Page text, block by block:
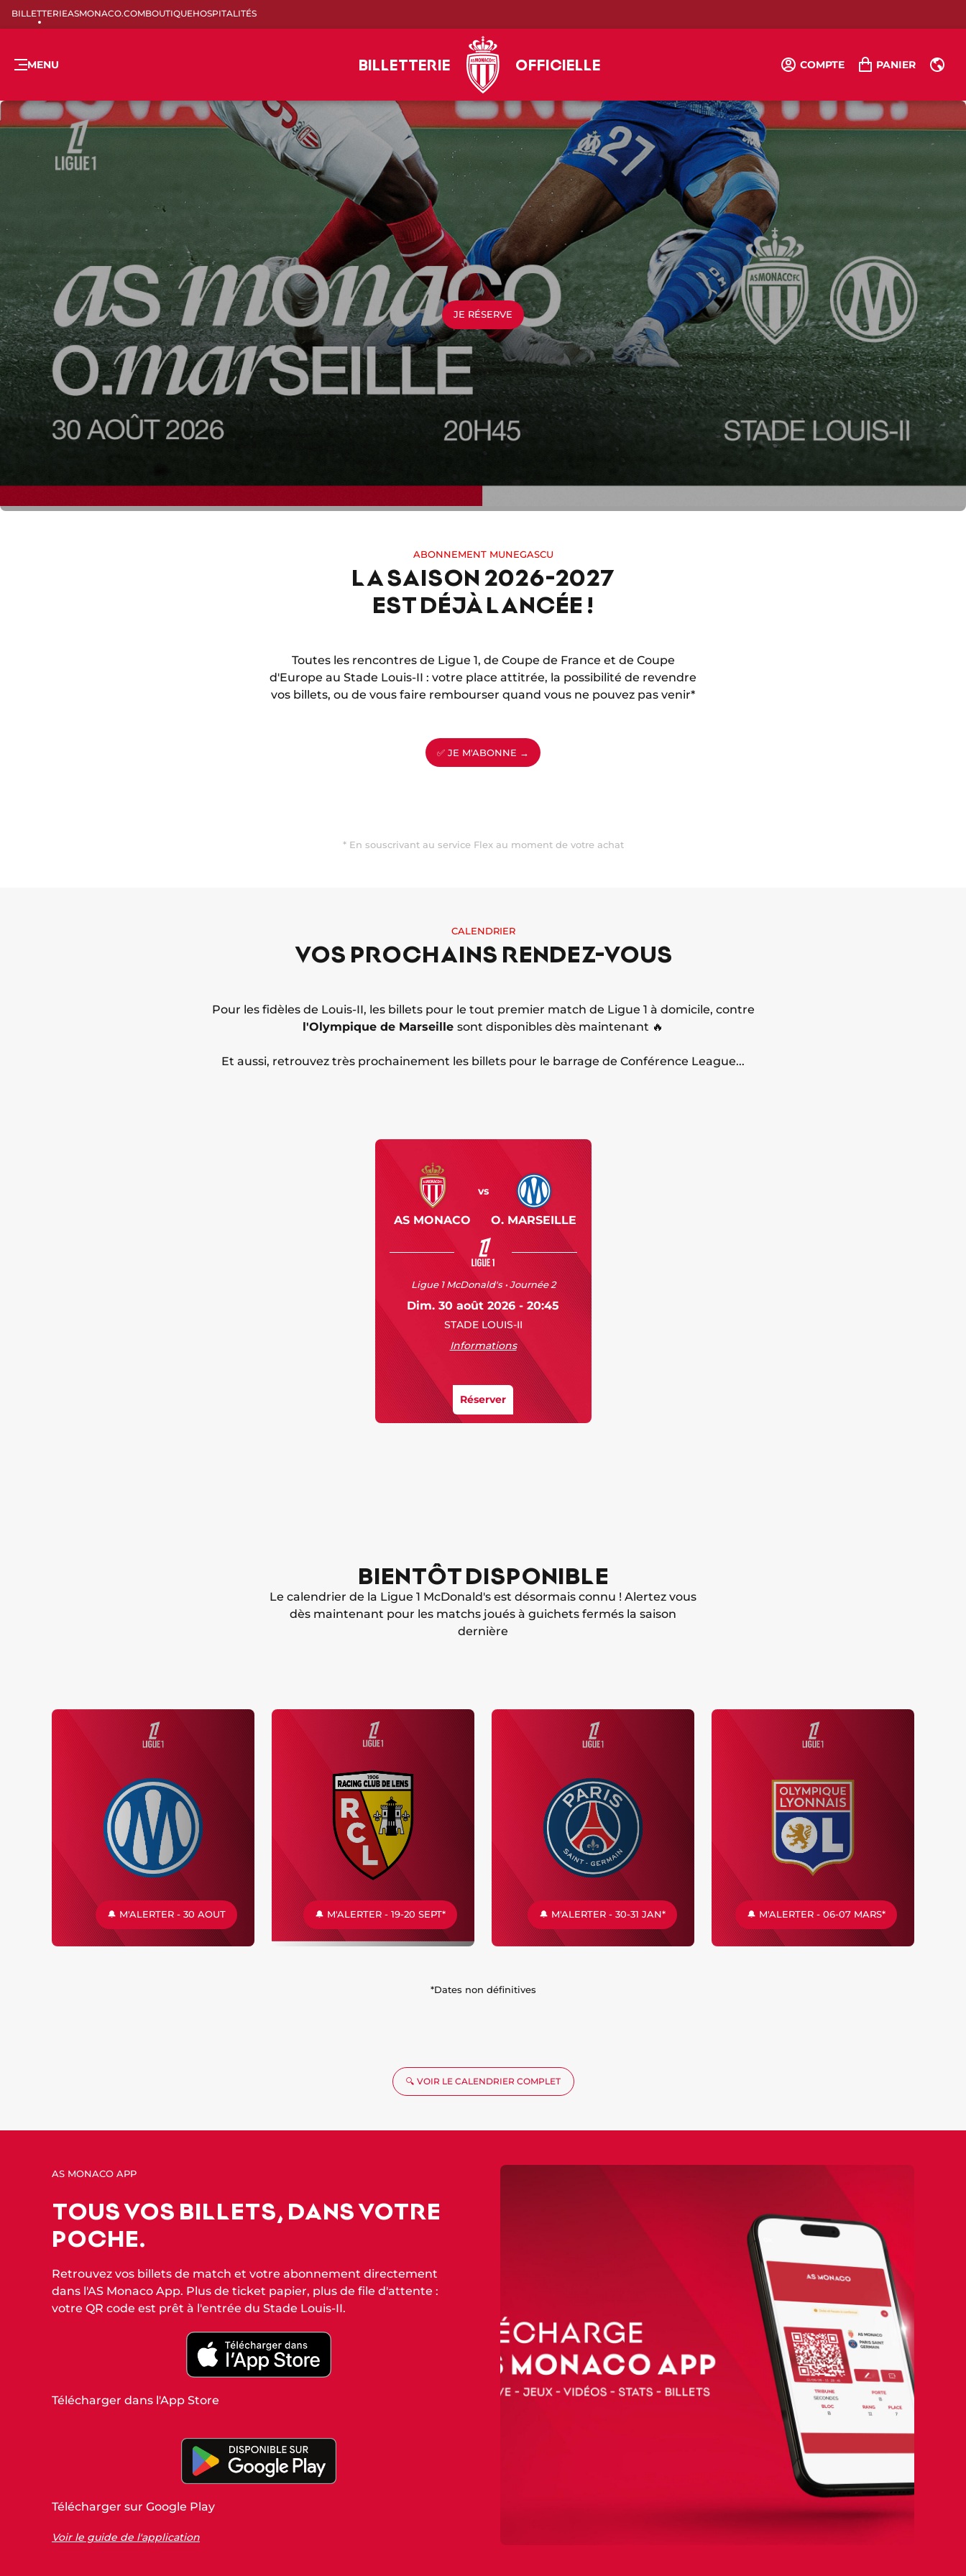
BILLETTERIEASMONACO.COMBOUTIQUEHOSPITALITÉS
MENU Billetterie Officielle COMPTE PANIER FR
JE RÉSERVE
ABONNEMENT MUNEGASCU
LA SAISON 2026-2027
EST DÉJÀ LANCÉE !
Toutes les rencontres de Ligue 1, de Coupe de France et de Coupe
d'Europe au Stade Louis-II : votre place attitrée, la possibilité de revendre
vos billets, ou de vous faire rembourser quand vous ne pouvez pas venir*
✅ JE M'ABONNE →
* En souscrivant au service Flex au moment de votre achat
CALENDRIER
VOS PROCHAINS RENDEZ-VOUS
Pour les fidèles de Louis-II, les billets pour le tout premier match de Ligue 1 à domicile, contre
l'Olympique de Marseille sont disponibles dès maintenant 🔥
Et aussi, retrouvez très prochainement les billets pour le barrage de Conférence League...
AS MONACO
vs
O. MARSEILLE
Ligue 1 McDonald's • Journée 2
Dim. 30 août 2026 - 20:45
STADE LOUIS-II
Informations
Réserver
BIENTÔT DISPONIBLE
Le calendrier de la Ligue 1 McDonald's est désormais connu ! Alertez vous
dès maintenant pour les matchs joués à guichets fermés la saison
dernière
🔔 M'ALERTER - 30 AOUT 🔔 M'ALERTER - 19-20 SEPT* 🔔 M'ALERTER - 30-31 JAN* 🔔 M'ALERTER - 06-07 MARS*
*Dates non définitives
🔍 VOIR LE CALENDRIER COMPLET
AS MONACO APP
TOUS VOS BILLETS, DANS VOTRE
POCHE.
Retrouvez vos billets de match et votre abonnement directement
dans l'AS Monaco App. Plus de ticket papier, plus de file d'attente :
votre QR code est prêt à l'entrée du Stade Louis-II.
Télécharger dans l'App Store
Télécharger sur Google Play
Voir le guide de l'application